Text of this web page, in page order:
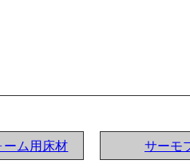
ーム用床材 サーモ